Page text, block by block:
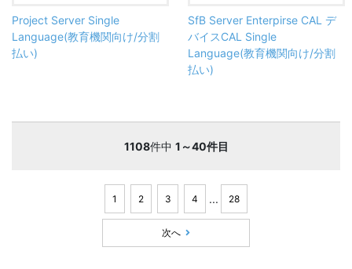
Project Server Single
Language(教育機関向け/分割
払い)
SfB Server Enterpirse CAL デ
バイスCAL Single
Language(教育機関向け/分割
払い)
1108件中 1～40件目
1 2 3 4 ... 28
次へ